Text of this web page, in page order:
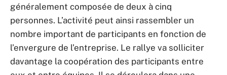
généralement composée de deux à cinq
personnes. L’activité peut ainsi rassembler un
nombre important de participants en fonction de
l’envergure de l’entreprise. Le rallye va solliciter
davantage la coopération des participants entre